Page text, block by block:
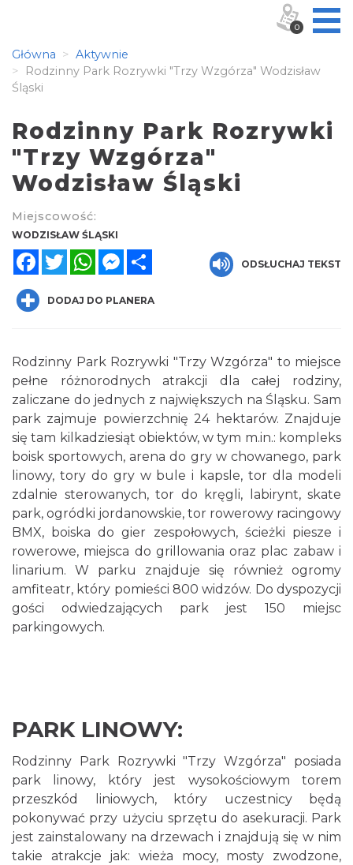
Główna
Aktywnie
Rodzinny Park Rozrywki "Trzy Wzgórza" Wodzisław
Śląski
Rodzinny Park Rozrywki
"Trzy Wzgórza"
Wodzisław Śląski
Miejscowość:
WODZISŁAW ŚLĄSKI
FacebookTwitterWhatsAppMessenger
ODSŁUCHAJ TEKST
DODAJ DO PLANERA
Rodzinny Park Rozrywki "Trzy Wzgórza" to miejsce
pełne różnorodnych atrakcji dla całej rodziny,
zaliczane do jednych z największych na Śląsku. Sam
park zajmuje powierzchnię 24 hektarów. Znajduje
się tam kilkadziesiąt obiektów, w tym m.in.: kompleks
boisk sportowych, arena do gry w chowanego, park
linowy, tory do gry w bule i kapsle, tor dla modeli
zdalnie sterowanych, tor do kręgli, labirynt, skate
park, ogródki jordanowskie, tor rowerowy racingowy
BMX, boiska do gier zespołowych, ścieżki piesze i
rowerowe, miejsca do grillowania oraz plac zabaw i
linarium. W parku znajduje się również ogromy
amfiteatr, który pomieści 800 widzów. Do dyspozycji
gości odwiedzających park jest 150 miejsc
parkingowych.
PARK LINOWY:
Rodzinny Park Rozrywki "Trzy Wzgórza" posiada
park linowy, który jest wysokościowym torem
przeszkód liniowych, który uczestnicy będą
pokonywać przy użyciu sprzętu do asekuracji. Park
jest zainstalowany na drzewach i znajdują się w nim
takie atrakcje jak: wieża mocy, mosty zwodzone,
0